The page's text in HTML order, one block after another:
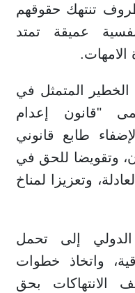
تنتهك حقوقهم
عميقة تمتد
المتمثل في
"قانون إعدام
طابع قانوني
وتقويضا للحق في
وتعزيزا لمناخ
الدولي إلى تحمل
واتخاذ خطوات
الانتهاكات بحق